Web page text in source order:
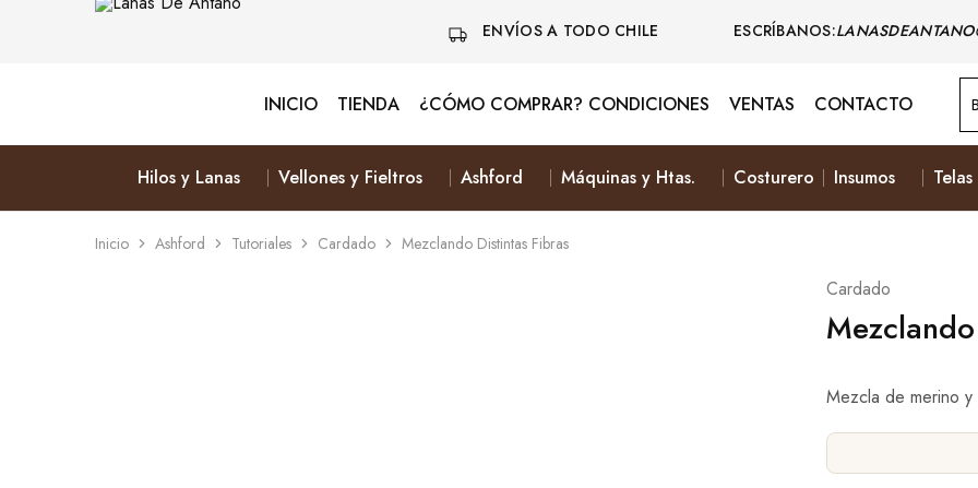
ENVÍOS A TODO CHILE ESCRÍBANOS:
Antaño
&
INICIO TIENDA ¿CÓMO COMPRAR? CONDICIONES VENTAS CONTACTO
Hilos y Lanas Vellones y Fieltros Ashford Máquinas y Htas. Costurero Insumos Telas
Inicio Ashford Tutoriales Cardado Mezclando Distintas Fibras
Cardado
Mezcla de merino